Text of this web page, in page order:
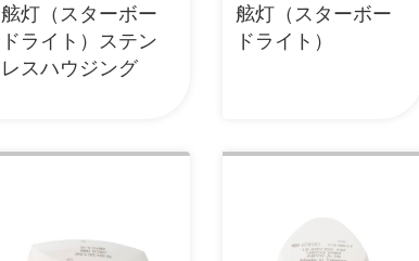
舷灯（スターボー
ドライト）ステン
レスハウジング
舷灯（スターボー
ドライト）